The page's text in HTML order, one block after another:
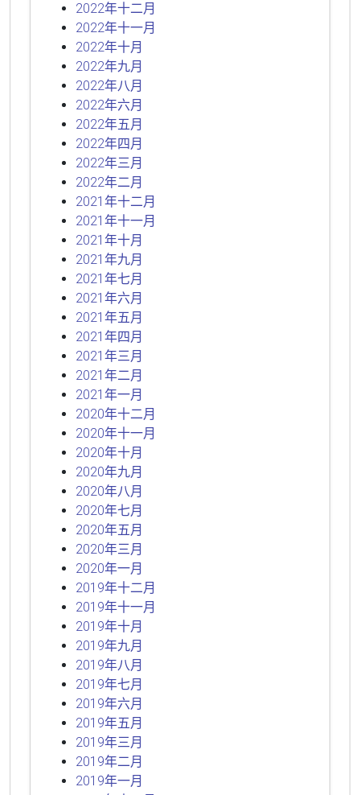
2022年十二月
2022年十一月
2022年十月
2022年九月
2022年八月
2022年六月
2022年五月
2022年四月
2022年三月
2022年二月
2021年十二月
2021年十一月
2021年十月
2021年九月
2021年七月
2021年六月
2021年五月
2021年四月
2021年三月
2021年二月
2021年一月
2020年十二月
2020年十一月
2020年十月
2020年九月
2020年八月
2020年七月
2020年五月
2020年三月
2020年一月
2019年十二月
2019年十一月
2019年十月
2019年九月
2019年八月
2019年七月
2019年六月
2019年五月
2019年三月
2019年二月
2019年一月